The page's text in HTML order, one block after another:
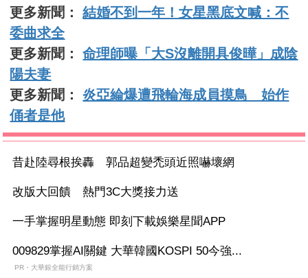
更多新聞：結婚不到一年！女星黑底文喊：不
委曲求全
更多新聞：命理師曝「大S沒離開具俊曄」成陰
陽夫妻
更多新聞：炎亞綸爆遭飛輪海成員摸鳥 始作
俑者是他
昔赴陸尋根挨轟 郭品超變禿頭近照嚇壞網
改版大回饋 熱門3C大獎接力送
一手掌握明星動態 即刻下載娛樂星聞APP
009829掌握AI關鍵 大華韓國KOSPI 50今強...
PR・大華銀全能行銷方案